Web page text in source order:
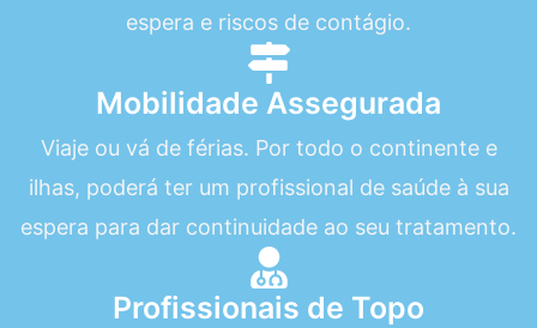
espera e riscos de contágio.
Mobilidade Assegurada
Viaje ou vá de férias. Por todo o continente e
ilhas, poderá ter um profissional de saúde à sua
espera para dar continuidade ao seu tratamento.
Profissionais de Topo